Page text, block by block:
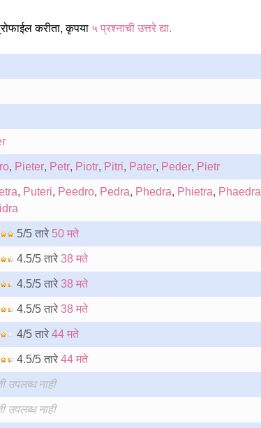
करीता, कृपया ५ प्रश्नाची उत्तरे द्या.
, Pieter, Petr, Piotr, Pitri, Pater, Peder, Pietr
, Puteri, Peedro, Pedra, Phedra, Phietra, Phaedra
5/5 तारे 50 मते
4.5/5 तारे 38 मते
4.5/5 तारे 38 मते
4.5/5 तारे 38 मते
4/5 तारे 44 मते
4.5/5 तारे 44 मते
उपलब्ध नाही
उपलब्ध नाही